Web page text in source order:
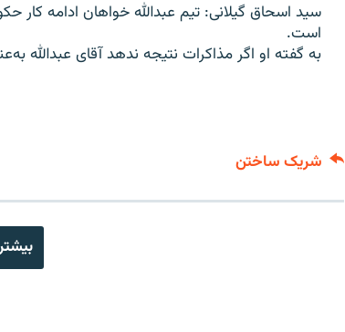
سید اسحاق گیلانی: تیم عبدالله خواهان ادامه
است.
به گفته او اگر مذاکرات نتیجه ندهد آقای عبدالله
شریک ساختن